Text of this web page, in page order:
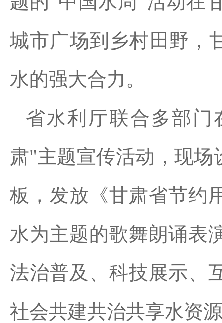
城市广场到乡村田野，
水的强大合力。
省水利厅联合多部门
肃"主题宣传活动，现
板，发放《甘肃省节约
水为主题的歌舞朗诵表
法治普及、科技展示、
社会共建共治共享水资